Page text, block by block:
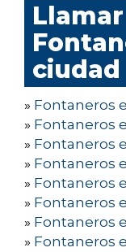
ciudad
» Fontaneros
» Fontaneros
» Fontaneros
» Fontaneros
» Fontaneros
» Fontaneros
» Fontaneros
» Fontaneros